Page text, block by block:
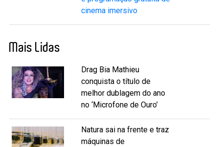
cinema imersivo
Mais Lidas
Drag Bia Mathieu
conquista o título de
melhor dublagem do ano
no ‘Microfone de Ouro’
Natura sai na frente e traz
máquinas de